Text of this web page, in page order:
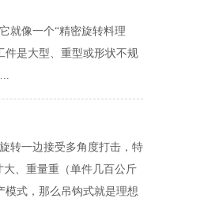
就像一个“精密旋转料理
件是大型、重型或形状不规
转一边接受多角度打击，特
、重量重（单件几百公斤
式，那么吊钩式就是理想